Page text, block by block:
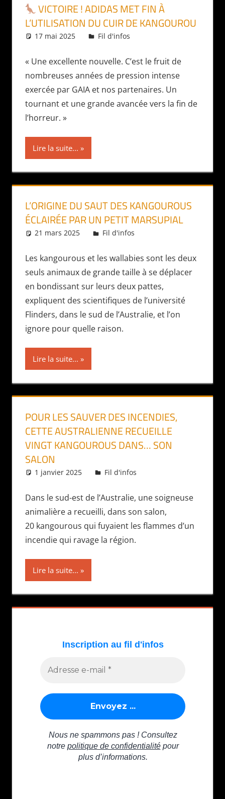
VICTOIRE ! ADIDAS MET FIN À
L’UTILISATION DU CUIR DE KANGOUROU
17 mai 2025 Daniel
Fil d'infos
« Une excellente nouvelle. C’est le fruit de
nombreuses années de pression intense
exercée par GAIA et nos partenaires. Un
tournant et une grande avancée vers la fin de
l’horreur. »
Lire la suite...
L’ORIGINE DU SAUT DES KANGOUROUS
ÉCLAIRÉE PAR UN PETIT MARSUPIAL
21 mars 2025 Daniel
Fil d'infos
Les kangourous et les wallabies sont les deux
seuls animaux de grande taille à se déplacer
en bondissant sur leurs deux pattes,
expliquent des scientifiques de l’université
Flinders, dans le sud de l’Australie, et l’on
ignore pour quelle raison.
Lire la suite...
POUR LES SAUVER DES INCENDIES,
CETTE AUSTRALIENNE RECUEILLE
VINGT KANGOUROUS DANS… SON
SALON
1 janvier 2025 Daniel
Fil d'infos
Dans le sud-est de l’Australie, une soigneuse
animalière a recueilli, dans son salon,
20 kangourous qui fuyaient les flammes d’un
incendie qui ravage la région.
Lire la suite...